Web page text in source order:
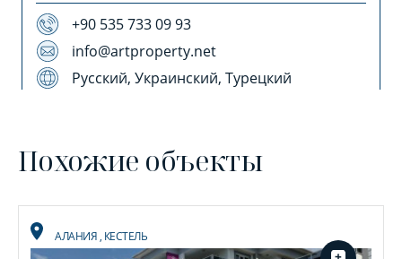
+90 535 733 09 93
info@artproperty.net
Русский, Украинский, Турецкий
Похожие объекты
АЛАНИЯ, КЕСТЕЛЬ